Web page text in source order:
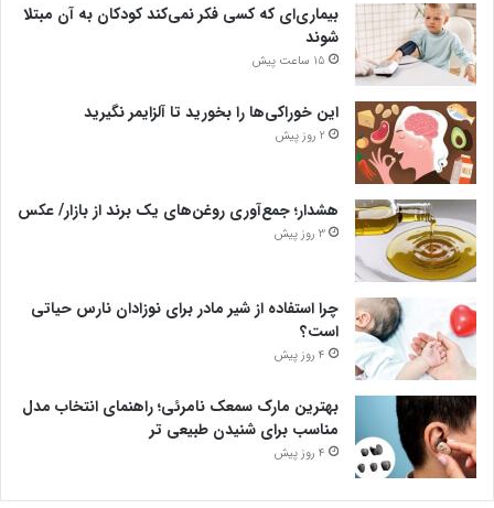
بیماری‌ای که کسی فکر نمی‌کند کودکان به آن مبتلا
شوند
15 ساعت پیش
این خوراکی‌ها را بخورید تا آلزایمر نگیرید
2 روز پیش
هشدار؛ جمع‌آوری روغن‌های یک برند از بازار/ عکس
3 روز پیش
چرا استفاده از شیر مادر برای نوزادان نارس حیاتی
است؟
4 روز پیش
بهترین مارک سمعک نامرئی؛ راهنمای انتخاب مدل
مناسب برای شنیدن طبیعی تر
4 روز پیش